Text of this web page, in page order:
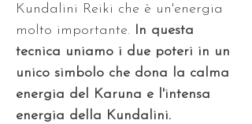
Kundalini Reiki che è un'energia
molto importante.
In questa
tecnica uniamo i due poteri in un
unico simbolo che dona la calma
energia del Karuna e l'intensa
energia della Kundalini.